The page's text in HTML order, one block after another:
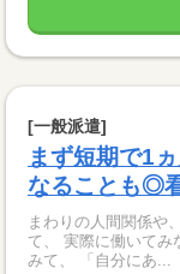
[一般派遣]
まず短期で1
なることも◎
まわりの人間関係や
て、 実際に働いてみないと分
みて、 「自分にあ...